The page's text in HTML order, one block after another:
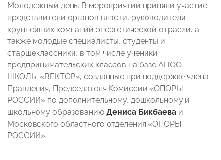
Молодежный день. В мероприятии приняли участие
представители органов власти, руководители
крупнейших компаний энергетической отрасли, а
также молодые специалисты, студенты и
старшеклассники, в том числе ученики
предпринимательских классов на базе АНОО
ШКОЛЫ «ВЕКТОР», созданные при поддержке члена
Правления, Председателя Комиссии «ОПОРЫ
РОССИИ» по дополнительному, дошкольному и
школьному образованию Дениса Бикбаева и
Московского областного отделения «ОПОРЫ
РОССИИ».